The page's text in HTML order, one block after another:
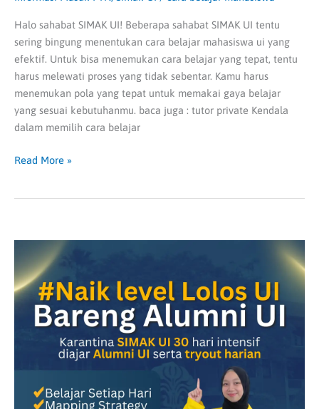
Halo sahabat SIMAK UI! Beberapa sahabat SIMAK UI tentu
sering bingung menentukan cara belajar mahasiswa ui yang
efektif. Untuk bisa menemukan cara belajar yang tepat, tentu
harus melewati proses yang tidak sebentar. Kamu harus
menemukan pola yang tepat untuk memakai gaya belajar
yang sesuai kebutuhanmu. baca juga : tutor private Kendala
dalam memilih cara belajar
Read More »